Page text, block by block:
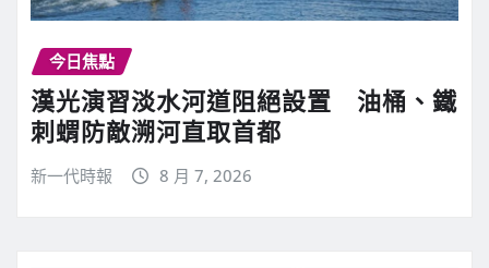
今日焦點
漢光演習淡水河道阻絕設置 油桶、鐵
刺蝟防敵溯河直取首都
新一代時報 8 月 7, 2026